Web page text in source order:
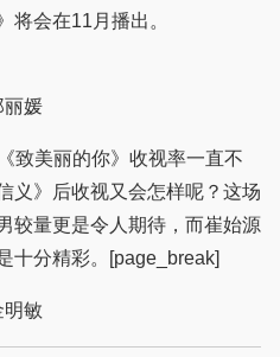
将会在11月播出。
丽媛
致美丽的你》收视率一直不
义》后收视又会怎样呢？这场
较量更是令人期待，而崔始源
十分精彩。[page_break]
明敏